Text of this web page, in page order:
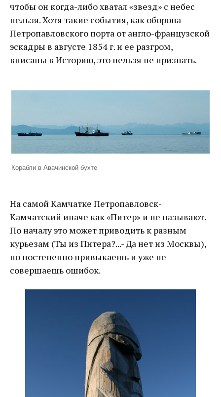
чтобы он когда-либо хватал «звезд» с небес
нельзя. Хотя такие события, как оборона
Петропавловского порта от англо-французской
эскадры в августе 1854 г. и ее разгром,
вписаны в Историю, это нельзя не признать.
Корабли в Авачинской бухте
На самой Камчатке Петропавловск-
Камчатский иначе как «Питер» и не называют.
По началу это может приводить к разным
курьезам (Ты из Питера?...- Да нет из Москвы),
но постепенно привыкаешь и уже не
совершаешь ошибок.